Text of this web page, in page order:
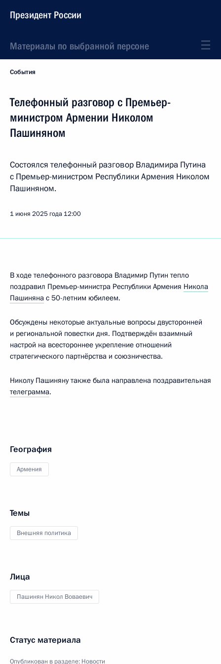
Президент России
Материалы по выбранной персоне
События
Телефонный разговор с Премьер-
министром Армении Николом
Пашиняном
Состоялся телефонный разговор Владимира Путина
с Премьер-министром Республики Армения Николом
Пашиняном.
1 июня 2025 года 12:00
В ходе телефонного разговора Владимир Путин тепло
поздравил Премьер-министра Республики Армения Никола
Пашиняна с 50-летним юбилеем.
Обсуждены некоторые актуальные вопросы двусторонней
и региональной повестки дня. Подтверждён взаимный
настрой на всестороннее укрепление отношений
стратегического партнёрства и союзничества.
Николу Пашиняну также была направлена поздравительная
телеграмма.
География
Армения
Темы
Внешняя политика
Лица
Пашинян Никол Воваевич
Статус материала
Опубликован в разделе: Новости